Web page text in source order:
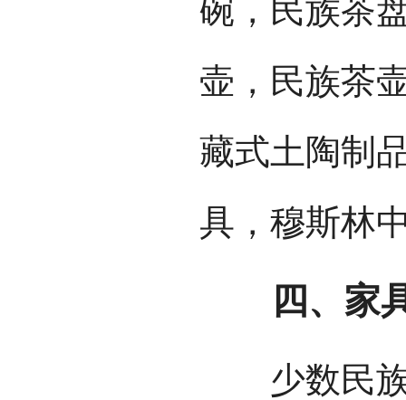
碗，民族茶
壶，民族茶
藏式土陶制
具，穆斯林
四、家
少数民族